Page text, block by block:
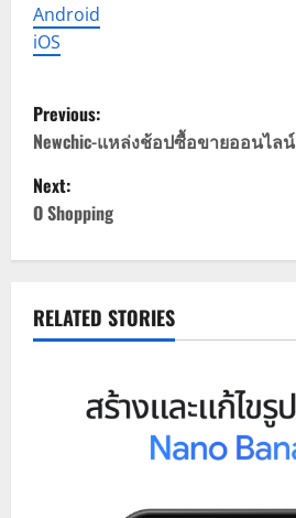
Android
iOS
P
o
s
a
Previous:
Newchic-แหล่งช้อปซื้อขายออนไลน์
Next:
O Shopping
RELATED STORIES